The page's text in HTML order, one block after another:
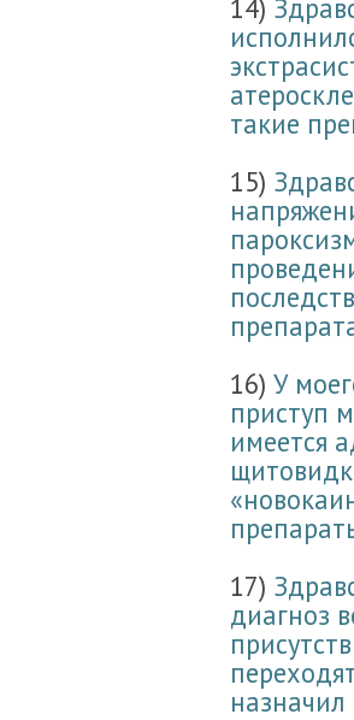
14)
такие
15)
16) У
приступ
имеется
17)
диагноз
назначил